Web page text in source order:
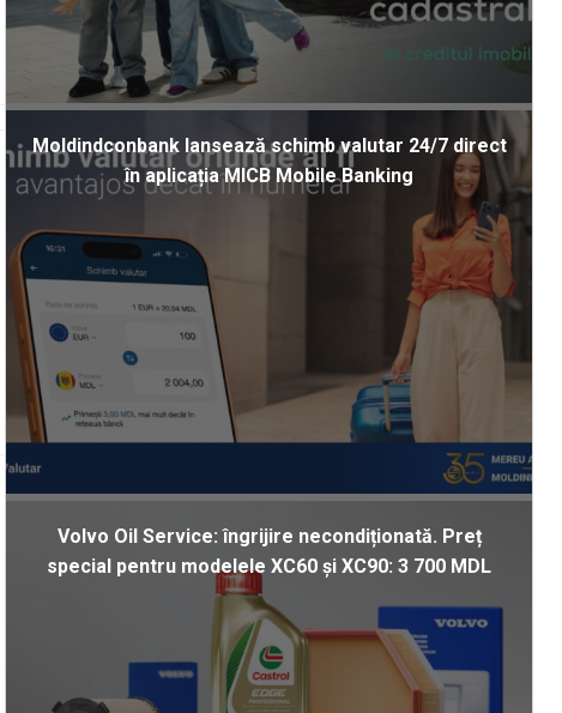
Moldindconbank lansează schimb valutar 24/7 direct
în aplicația MICB Mobile Banking
Volvo Oil Service: îngrijire necondiționată. Preț
special pentru modelele XC60 și XC90: 3 700 MDL